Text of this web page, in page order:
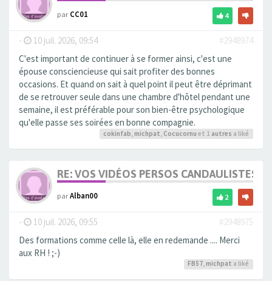
parCC01 4
- 10 juil. 2026, 09:54
#2948974
C'est important de continuer à se former ainsi, c'est une
épouse consciencieuse qui sait profiter des bonnes
occasions. Et quand on sait à quel point il peut être déprimant
de se retrouver seule dans une chambre d'hôtel pendant une
semaine, il est préférable pour son bien-être psychologique
qu'elle passe ses soirées en bonne compagnie.
cokinfab michpat Cocucornu et 1 autres a liké
RE: VOS VIDÉOS PERSOS CANDAULISTES
parAlban00 2
- 10 juil. 2026, 09:55
#2948975
Des formations comme celle là, elle en redemande .... Merci
aux RH ! ;-)
FB57, michpat a liké